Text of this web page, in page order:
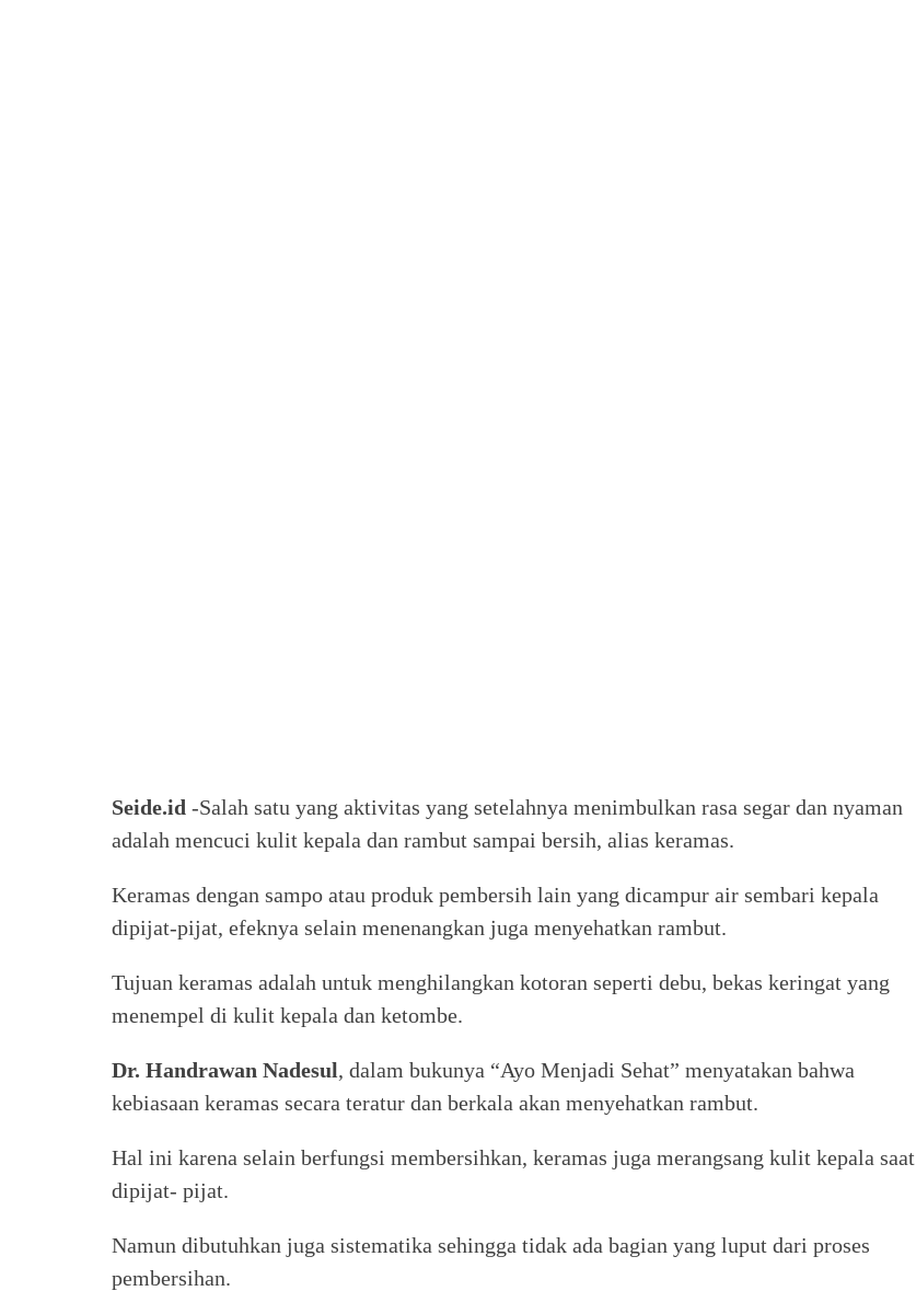
Seide.id -Salah satu yang aktivitas yang setelahnya menimbulkan rasa segar dan nyaman
adalah mencuci kulit kepala dan rambut sampai bersih, alias keramas.
Keramas dengan sampo atau produk pembersih lain yang dicampur air sembari kepala
dipijat-pijat, efeknya selain menenangkan juga menyehatkan rambut.
Tujuan keramas adalah untuk menghilangkan kotoran seperti debu, bekas keringat yang
menempel di kulit kepala dan ketombe.
Dr. Handrawan Nadesul, dalam bukunya “Ayo Menjadi Sehat” menyatakan bahwa
kebiasaan keramas secara teratur dan berkala akan menyehatkan rambut.
Hal ini karena selain berfungsi membersihkan, keramas juga merangsang kulit kepala saat
dipijat- pijat.
Namun dibutuhkan juga sistematika sehingga tidak ada bagian yang luput dari proses
pembersihan.